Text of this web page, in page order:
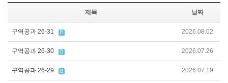
제목 날짜
구역공과 26-31 2026.08.02
구역공과 26-30 2026.07.26
구역공과 26-29 2026.07.19